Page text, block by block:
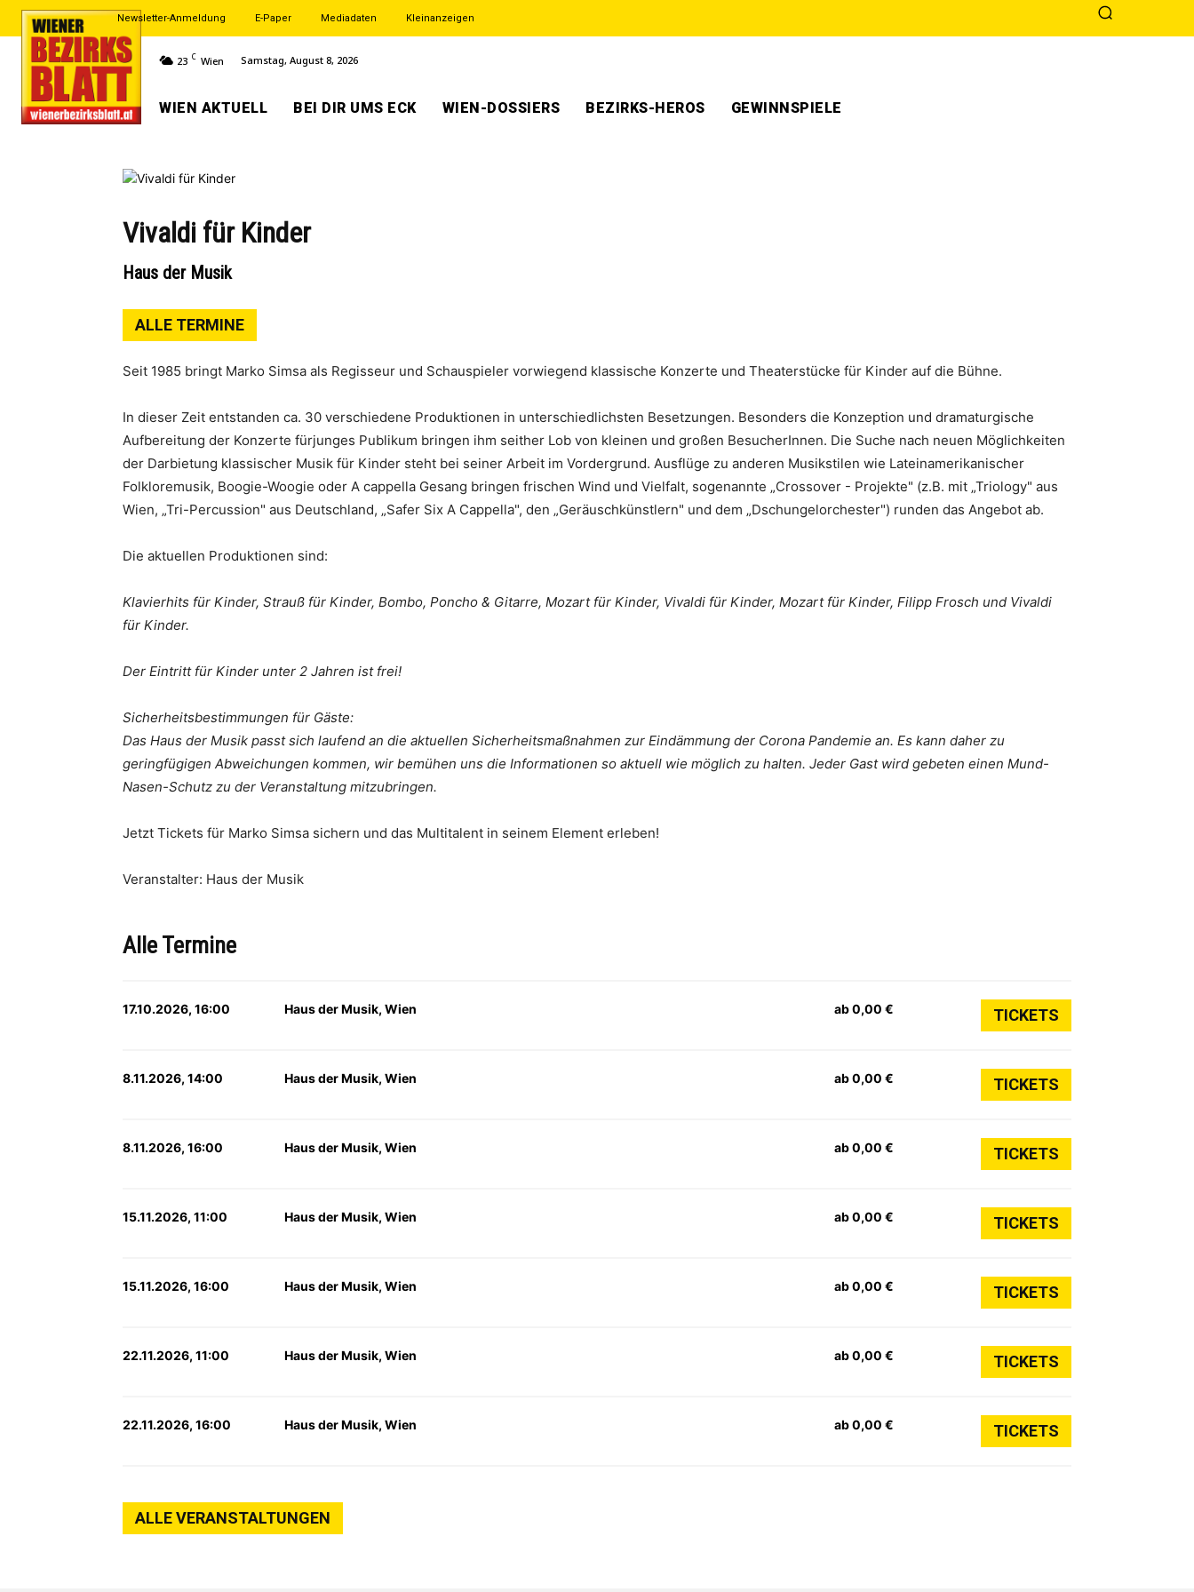
Newsletter-Anmeldung E-Paper Mediadaten Kleinanzeigen
23 C Wien Samstag, August 8, 2026
WIEN AKTUELL BEI DIR UMS ECK WIEN-DOSSIERS BEZIRKS-HEROS GEWINNSPIELE
Vivaldi für Kinder
Haus der Musik
ALLE TERMINE
Seit 1985 bringt Marko Simsa als Regisseur und Schauspieler vorwiegend klassische Konzerte und Theaterstücke für Kinder auf die Bühne.
In dieser Zeit entstanden ca. 30 verschiedene Produktionen in unterschiedlichsten Besetzungen. Besonders die Konzeption und dramaturgische
Aufbereitung der Konzerte fürjunges Publikum bringen ihm seither Lob von kleinen und großen BesucherInnen. Die Suche nach neuen Möglichkeiten
der Darbietung klassischer Musik für Kinder steht bei seiner Arbeit im Vordergrund. Ausflüge zu anderen Musikstilen wie Lateinamerikanischer
Folkloremusik, Boogie-Woogie oder A cappella Gesang bringen frischen Wind und Vielfalt, sogenannte „Crossover - Projekte" (z.B. mit „Triology" aus
Wien, „Tri-Percussion" aus Deutschland, „Safer Six A Cappella", den „Geräuschkünstlern" und dem „Dschungelorchester") runden das Angebot ab.
Die aktuellen Produktionen sind:
Klavierhits für Kinder, Strauß für Kinder, Bombo, Poncho & Gitarre, Mozart für Kinder, Vivaldi für Kinder, Mozart für Kinder, Filipp Frosch und Vivaldi
für Kinder.
Der Eintritt für Kinder unter 2 Jahren ist frei!
Sicherheitsbestimmungen für Gäste:
Das Haus der Musik passt sich laufend an die aktuellen Sicherheitsmaßnahmen zur Eindämmung der Corona Pandemie an. Es kann daher zu
geringfügigen Abweichungen kommen, wir bemühen uns die Informationen so aktuell wie möglich zu halten. Jeder Gast wird gebeten einen Mund-
Nasen-Schutz zu der Veranstaltung mitzubringen.
Jetzt Tickets für Marko Simsa sichern und das Multitalent in seinem Element erleben!
Veranstalter: Haus der Musik
Alle Termine
17.10.2026, 16:00 Haus der Musik, Wien ab 0,00 € TICKETS
8.11.2026, 14:00 Haus der Musik, Wien ab 0,00 € TICKETS
8.11.2026, 16:00 Haus der Musik, Wien ab 0,00 € TICKETS
15.11.2026, 11:00 Haus der Musik, Wien ab 0,00 € TICKETS
15.11.2026, 16:00 Haus der Musik, Wien ab 0,00 € TICKETS
22.11.2026, 11:00 Haus der Musik, Wien ab 0,00 € TICKETS
22.11.2026, 16:00 Haus der Musik, Wien ab 0,00 € TICKETS
ALLE VERANSTALTUNGEN